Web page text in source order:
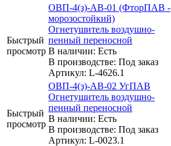
Быстрый
просмотр
ОВП-4(з)-АВ-01 (ФторПАВ -
морозостойкий)
Огнетушитель воздушно-
пенный переносной
В наличии: Eсть
В производстве: Под заказ
Артикул: L-4626.1
Быстрый
просмотр
ОВП-4(з)-АВ-02 УгПАВ
Огнетушитель воздушно-
пенный переносной
В наличии: Eсть
В производстве: Под заказ
Артикул: L-0023.1